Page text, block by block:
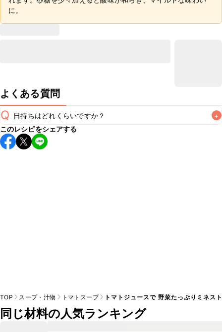
に。
よくある質問
Q 日持ちはどれくらいですか？ +
保存期間は冷蔵で翌日中が目安です。なるべくお早めにお召
し上がりください。
このレシピをシェアする
TOP スープ・汁物 トマトスープ トマトジュースで 野菜たっぷりミネス
同じ材料の人気ランキング